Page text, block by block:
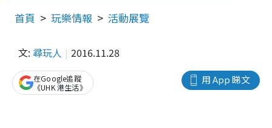
首頁 玩樂情報 活動展覽
文: 尋玩人 2016.11.28
用 App 睇文
在Google追蹤
《UHK 港生活》